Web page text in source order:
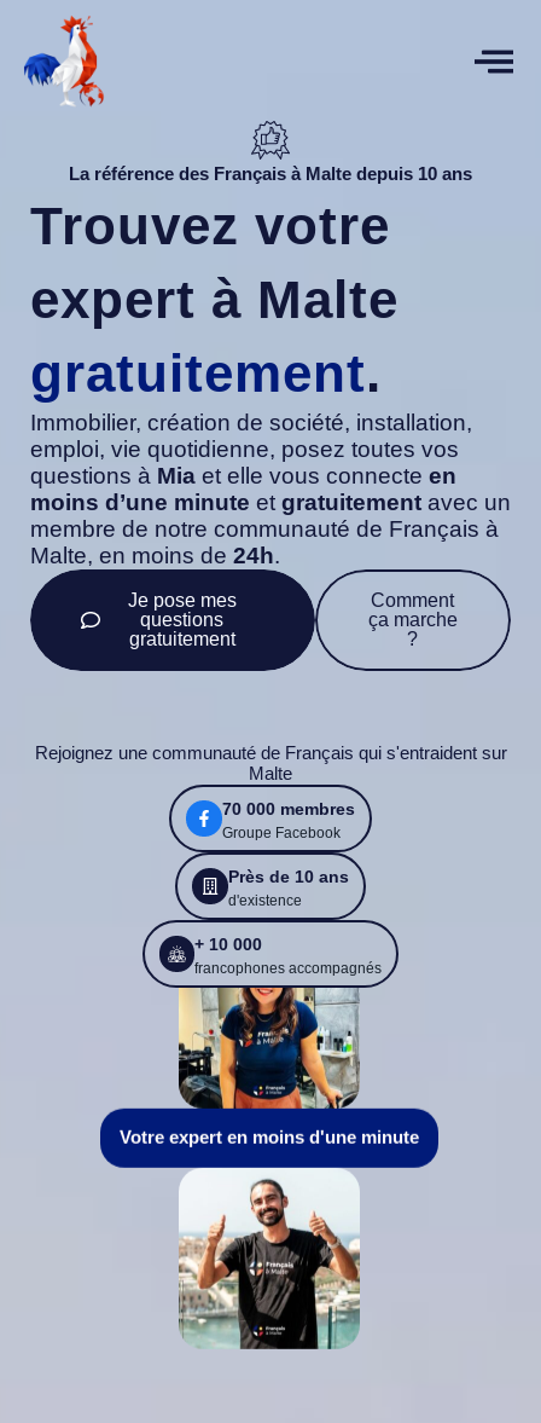
contenu
La référence des Français à Malte depuis 10 ans
Trouvez votre
expert à Malte
gratuitement.
Immobilier, création de société, installation,
emploi, vie quotidienne, posez toutes vos
questions à Mia et elle vous connecte en
moins d’une minute et gratuitement avec un
membre de notre communauté de Français à
Malte, en moins de 24h.
Je pose mes
questions
gratuitement
Comment
ça marche
?
Rejoignez une communauté de Français qui s'entraident sur
Malte
70 000 membres
Groupe Facebook
Près de 10 ans
d'existence
+ 10 000
francophones accompagnés
Votre expert en moins d'une minute